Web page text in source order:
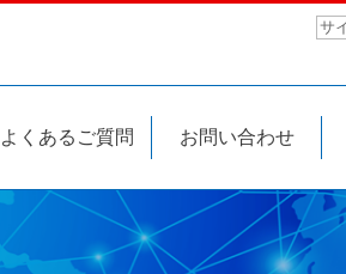
よくあるご質問 お問い合わせ